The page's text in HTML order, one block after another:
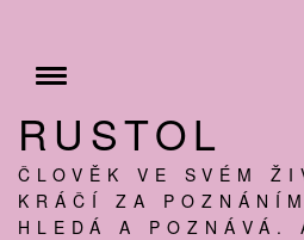
content
Toggle
RUSTOL
ČLOVĚK VE SVÉM
KRÁČÍ ZA
HLEDÁ A POZNÁVÁ.